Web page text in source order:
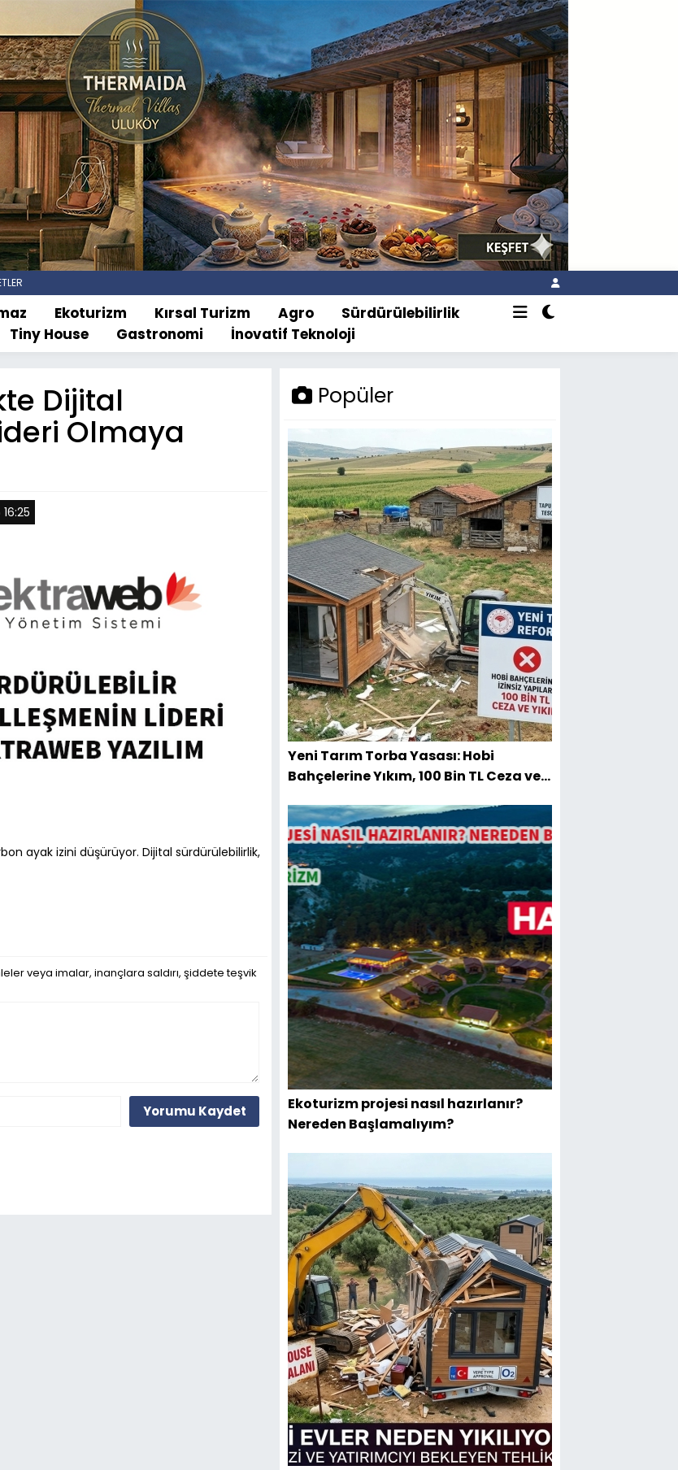
Ekoturizm Kırsal Turizm Agro
Sürdürülebilirlik
Tiny House
Gastronomi İnovatif Teknoloji
Dijital
Olmaya
ayak izini düşürüyor. Dijital sürdürülebilirlik,
veya imalar, inançlara saldırı, şiddete teşvik
Yorumu Kaydet
Popüler
Yeni Tarım Torba Yasası: Hobi
Bahçelerine Yıkım, 100 Bin TL Ceza ve
Ekoturizm projesi nasıl hazırlanır?
Nereden Başlamalıyım?